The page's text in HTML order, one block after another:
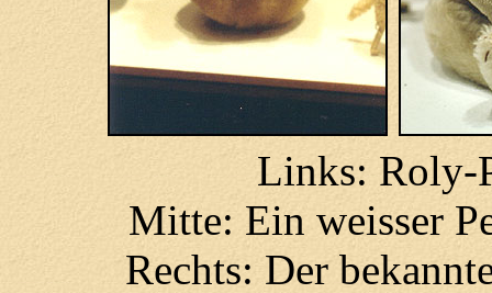
Links: Roly-
Mitte: Ein weisser
Rechts: Der